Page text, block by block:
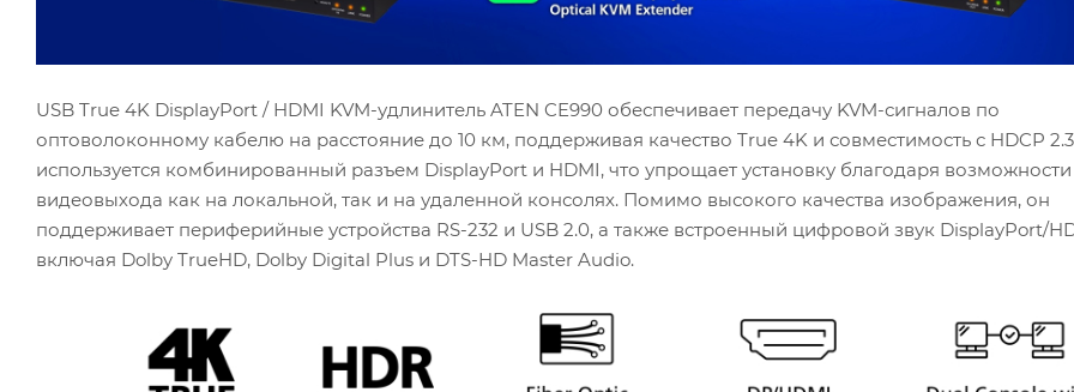
USB True 4K DisplayPort / HDMI KVM-удлинитель ATEN CE990 обеспечивает передачу KVM-сигналов по
оптоволоконному кабелю на расстояние до 10 км, поддерживая качество True 4K и совместимость с HDCP
используется комбинированный разъем DisplayPort и HDMI, что упрощает установку благодаря
видеовыхода как на локальной, так и на удаленной консолях. Помимо высокого качества изображения, он
поддерживает периферийные устройства RS-232 и USB 2.0, а также встроенный цифровой звук DisplayPort/
включая Dolby TrueHD, Dolby Digital Plus и DTS-HD Master Audio.